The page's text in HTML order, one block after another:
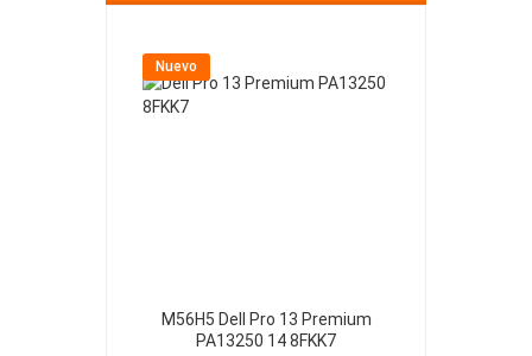
Nuevo
M56H5 Dell Pro 13 Premium
PA13250 14 8FKK7